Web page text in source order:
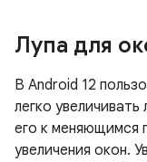
Лупа для
В Android 12
легко
его к меняющимся
увеличения окон.